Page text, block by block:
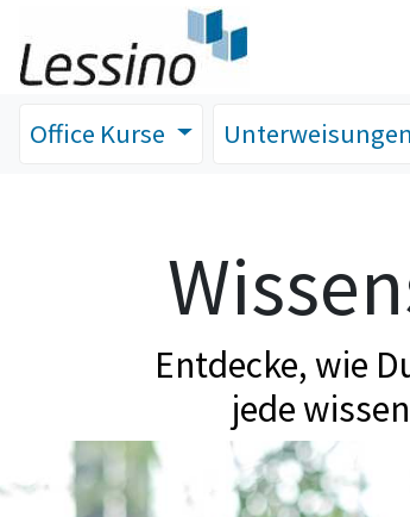
Office Kurse Unterweisungen
Entdecke, wie
jede